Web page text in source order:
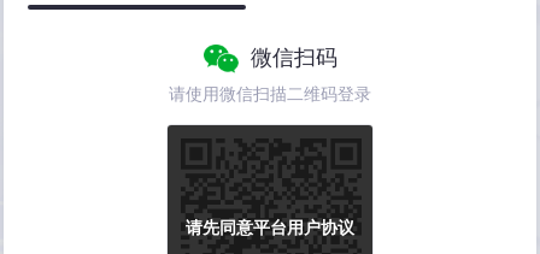
微信扫码
请使用微信扫描二维码登录
请先同意平台用户协议